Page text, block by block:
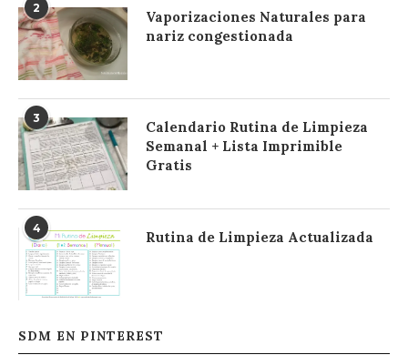
2
Vaporizaciones Naturales para
nariz congestionada
3
Calendario Rutina de Limpieza
Semanal + Lista Imprimible
Gratis
4
Rutina de Limpieza Actualizada
SDM EN PINTEREST